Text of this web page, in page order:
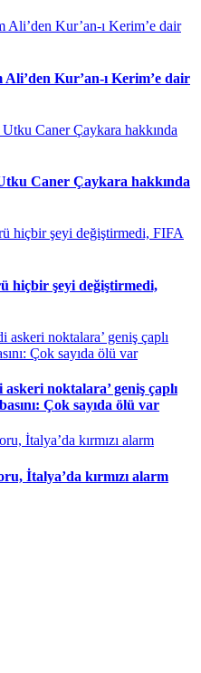
Kur’an-ı Kerim’e dair
Caner Çaykara hakkında
hiçbir şeyi değiştirmedi,
noktalara’ geniş çaplı
Çok sayıda ölü var
İtalya’da kırmızı alarm